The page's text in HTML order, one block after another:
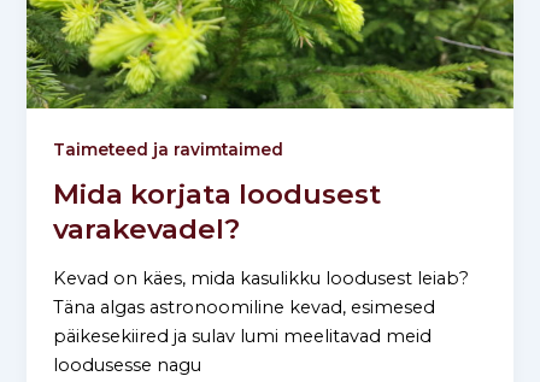
Taimeteed ja ravimtaimed
Mida korjata loodusest
varakevadel?
Kevad on käes, mida kasulikku loodusest leiab?
Täna algas astronoomiline kevad, esimesed
päikesekiired ja sulav lumi meelitavad meid
loodusesse nagu